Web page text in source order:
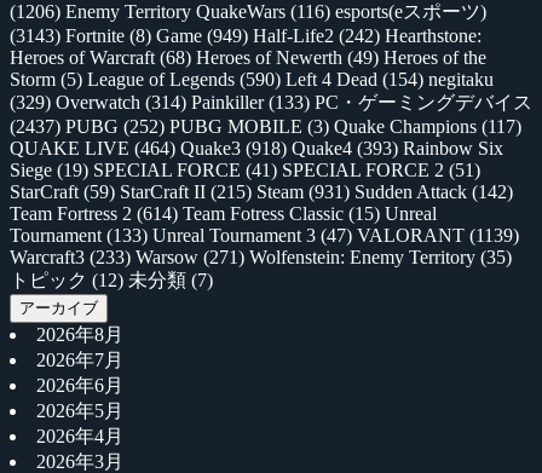
(1206) Enemy Territory QuakeWars (116) esports(eスポーツ)
(3143) Fortnite (8) Game (949) Half-Life2 (242) Hearthstone:
Heroes of Warcraft (68) Heroes of Newerth (49) Heroes of the
Storm (5) League of Legends (590) Left 4 Dead (154) negitaku
(329) Overwatch (314) Painkiller(133) PC・ゲーミングデバイス
(2437) PUBG (252) PUBG MOBILE (3) Quake Champions (117)
QUAKE LIVE (464) Quake3 (918) Quake4 (393) Rainbow Six
Siege (19) SPECIAL FORCE (41) SPECIAL FORCE 2 (51)
StarCraft (59) StarCraft II (215) Steam (931) Sudden Attack (142)
Team Fortress 2 (614) Team Fotress Classic (15) Unreal
Tournament (133) Unreal Tournament 3 (47) VALORANT (1139)
Warcraft3 (233) Warsow (271) Wolfenstein: Enemy Territory (35)
トピック (12) 未分類 (7)
アーカイブ
2026年8月
2026年7月
2026年6月
2026年5月
2026年4月
2026年3月